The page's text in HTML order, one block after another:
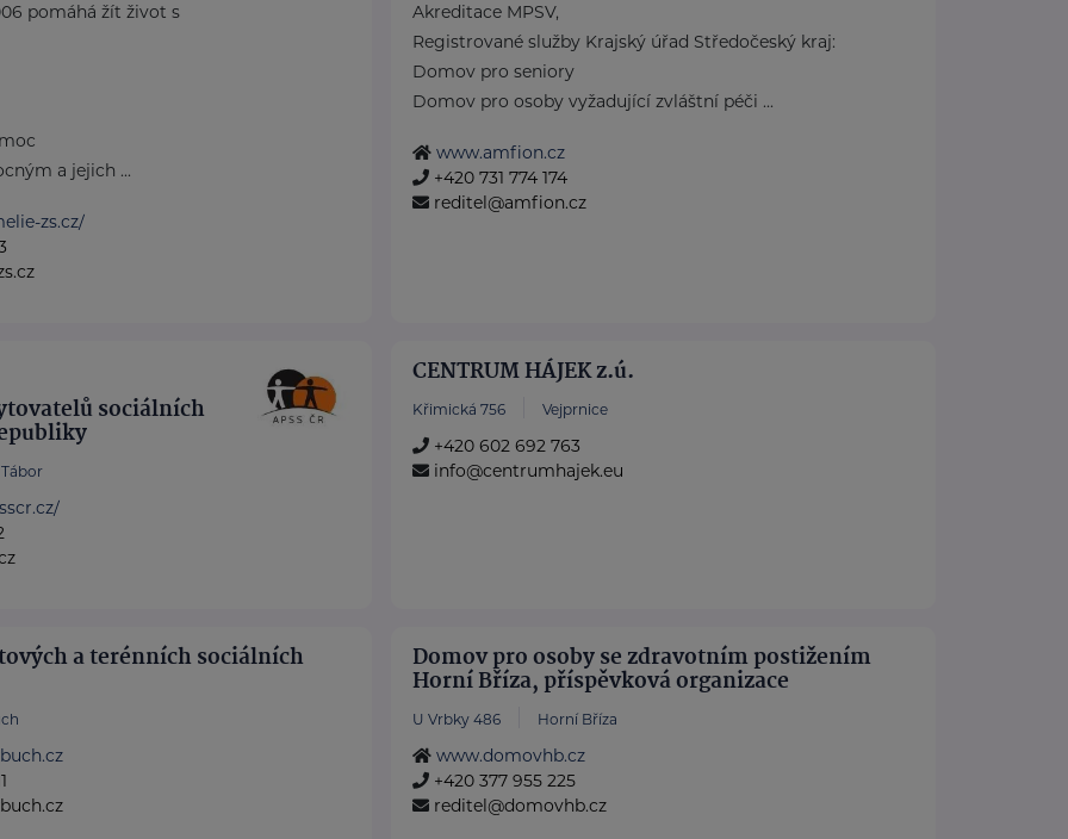
pomáhá žít život s
a jejich ...
zs.cz/
Akreditace MPSV,
Registrované služby Krajský úřad Středočeský kraj:
Domov pro seniory
Domov pro osoby vyžadující zvláštní péči ...
www.amfion.cz
+420 731 774 174
reditel@amfion.cz
sociálních
Tábor
CENTRUM HÁJEK z.ú.
Křimická 756 Vejprnice
+420 602 692 763
info@centrumhajek.eu
a terénních sociálních Domov pro osoby se zdravotním postižením
Horní Bříza, příspěvková organizace
U Vrbky 486 Horní Bříza
www.domovhb.cz
+420 377 955 225
reditel@domovhb.cz